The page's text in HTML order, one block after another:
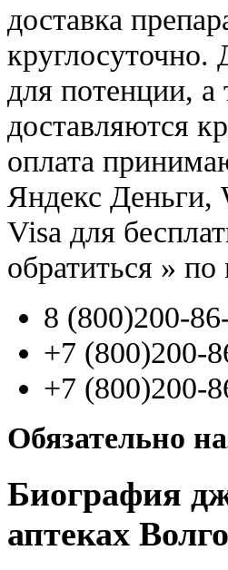
доставка
круглосуточно.
для потенции, а
доставляются
оплата
Яндекс Деньги,
Visa для
обратиться » по
8 (800)200-
+7 (800)200-
+7 (800)200-
Обязательно
Биография
аптеках